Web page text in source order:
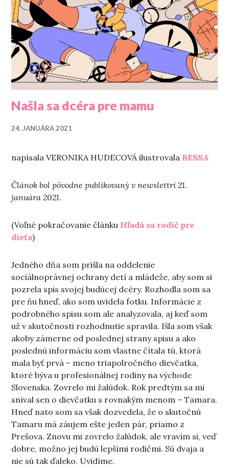
Našla sa dcéra pre mamu
24. JANUÁRA 2021
napísala VERONIKA HUDECOVÁ ilustrovala BESSA
Článok bol pôvodne publikovaný v newslettri 21.
januára 2021.
(Voľné pokračovanie článku Hľadá sa rodič pre
dieťa)
Jedného dňa som prišla na oddelenie
sociálnoprávnej ochrany detí a mládeže, aby som si
pozrela spis svojej budúcej dcéry. Rozhodla som sa
pre ňu hneď, ako som uvidela fotku. Informácie z
podrobného spisu som ale analyzovala, aj keď som
už v skutočnosti rozhodnutie spravila. Išla som však
akoby zámerne od poslednej strany spisu a ako
poslednú informáciu som vlastne čítala tú, ktorá
mala byť prvá – meno triapolročného dievčatka,
ktoré býva u profesionálnej rodiny na východe
Slovenska. Zovrelo mi žalúdok. Rok predtým sa mi
sníval sen o dievčatku s rovnakým menom – Tamara.
Hneď nato som sa však dozvedela, že o skutočnú
Tamaru má záujem ešte jeden pár, priamo z
Prešova. Znovu mi zovrelo žalúdok, ale vravím si, veď
dobre, možno jej budú lepšími rodičmi. Sú dvaja a
nie sú tak ďaleko. Uvidíme.